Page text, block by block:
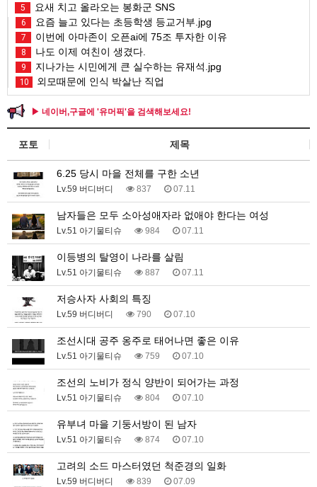
5 요새 치고 올라오는 봉화군 SNS
6 요즘 늘고 있다는 초등학생 등교거부.jpg
7 이번에 아마존이 오픈ai에 75조 투자한 이유
8 나도 이제 여친이 생겼다.
9 지나가는 시민에게 큰 실수하는 유재석.jpg
10 외모때문에 인식 박살난 직업
▶ 네이버,구글에 '유머픽'을 검색해보세요!
포토 제목
6.25 당시 마을 전체를 구한 소년
Lv.59 버디버디 837 07.11
남자들은 모두 소아성애자라 없애야 한다는 여성
Lv.51 아기물티슈 984 07.11
이등병의 탈영이 나라를 살림
Lv.51 아기물티슈 887 07.11
저승사자 사회의 특징
Lv.59 버디버디 790 07.10
조선시대 공주 옹주로 태어나면 좋은 이유
Lv.51 아기물티슈 759 07.10
조선의 노비가 정식 양반이 되어가는 과정
Lv.51 아기물티슈 804 07.10
유부녀 마을 기둥서방이 된 남자
Lv.51 아기물티슈 874 07.10
고려의 소드 마스터였던 척준경의 일화
Lv.59 버디버디 839 07.09